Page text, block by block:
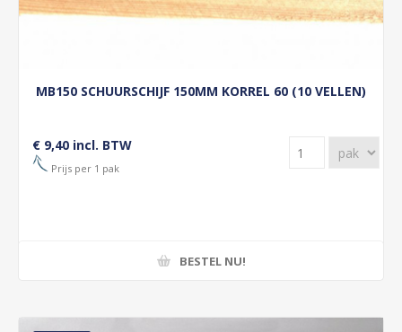
MB150 SCHUURSCHIJF 150MM KORREL 60 (10 VELLEN)
€ 9,40 incl. BTW
Prijs per 1 pak
BESTEL NU!